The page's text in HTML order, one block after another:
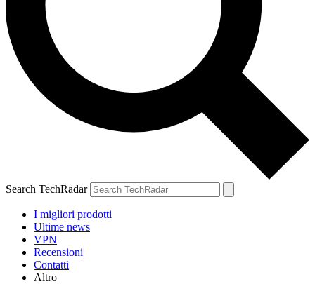
Search TechRadar
I migliori prodotti
Ultime news
VPN
Recensioni
Contatti
Altro